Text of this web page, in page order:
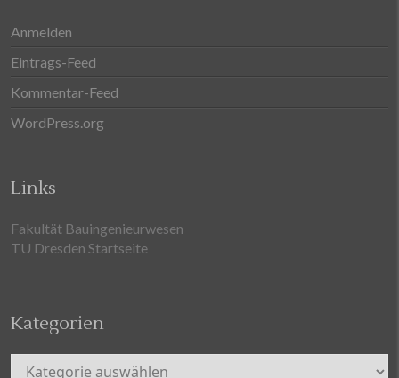
Anmelden
Eintrags-Feed
Kommentar-Feed
WordPress.org
Links
Fakultät Bauingenieurwesen
TU Dresden Startseite
Kategorien
Kategorien